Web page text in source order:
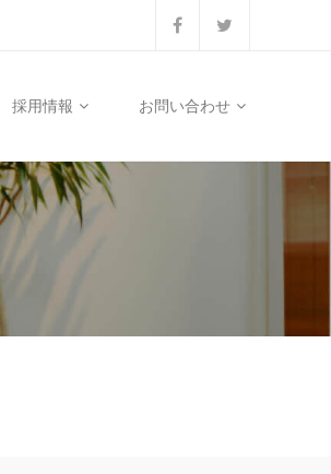
採用情報 お問い合わせ